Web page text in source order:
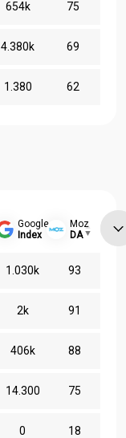
654k 75
4.380k 69
1.380 62
Google
Index
Moz
DA
1.030k 93
2k 91
406k 88
14.300 75
0 18